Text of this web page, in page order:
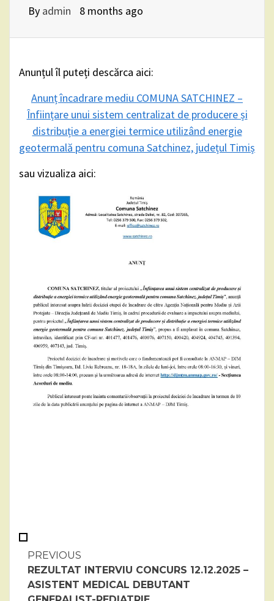
By admin 8 months ago
Anunțul îl puteți descărca aici:
Anunț încadrare mediu COMUNA SATCHINEZ –
Înființare unui sistem centralizat de producere și
distribuție a energiei termice utilizând energie
geotermală pentru comuna Satchinez, județul Timiș
sau vizualiza aici:
Continue
Reading
PREVIOUS
REZULTAT INTERVIU CONCURS 12.12.2025 –
ASISTENT MEDICAL DEBUTANT